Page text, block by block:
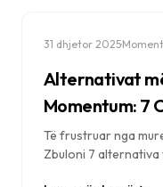
31 dhjetor 2025·
Alternativat
Momentum: 7
Karakteristikat
Të frustruar nga
Zbuloni 7